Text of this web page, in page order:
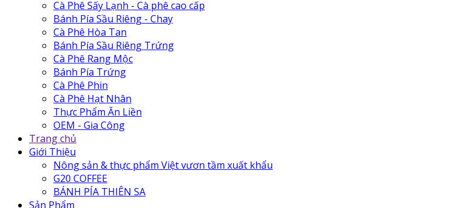
Cà Phê Sấy Lạnh - Cà phê cao cấp
Bánh Pía Sầu Riêng - Chay
Cà Phê Hòa Tan
Bánh Pía Sầu Riêng Trứng
Cà Phê Rang Mộc
Bánh Pía Trứng
Cà Phê Phin
Cà Phê Hạt Nhân
Thực Phẩm Ăn Liền
OEM - Gia Công
Trang chủ
Giới Thiệu
Nông sản & thực phẩm Việt vươn tầm xuất khẩu
G20 COFFEE
BÁNH PÍA THIÊN SA
Sản Phẩm